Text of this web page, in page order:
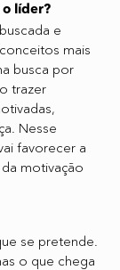
o líder?
e
mais
busca por
trazer
Nesse
favorecer a
motivação
se pretende.
o que chega